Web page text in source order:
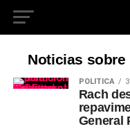
Noticias sobre
POLÍTICA
Rach
General